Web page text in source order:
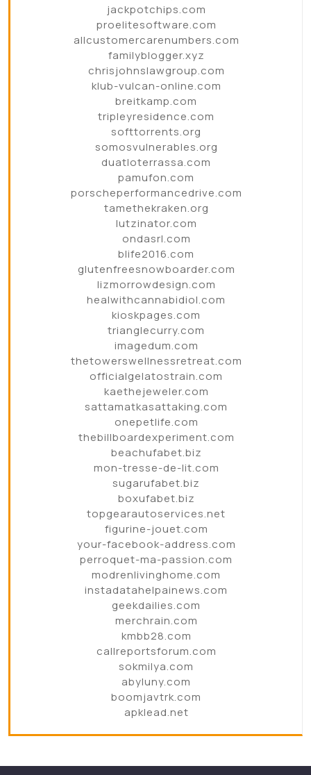
jackpotchips.com
proelitesoftware.com
allcustomercarenumbers.com
familyblogger.xyz
chrisjohnslawgroup.com
klub-vulcan-online.com
breitkamp.com
tripleyresidence.com
softtorrents.org
somosvulnerables.org
duatloterrassa.com
pamufon.com
porscheperformancedrive.com
tamethekraken.org
lutzinator.com
ondasrl.com
blife2016.com
glutenfreesnowboarder.com
lizmorrowdesign.com
healwithcannabidiol.com
kioskpages.com
trianglecurry.com
imagedum.com
thetowerswellnessretreat.com
officialgelatostrain.com
kaethejeweler.com
sattamatkasattaking.com
onepetlife.com
thebillboardexperiment.com
beachufabet.biz
mon-tresse-de-lit.com
sugarufabet.biz
boxufabet.biz
topgearautoservices.net
figurine-jouet.com
your-facebook-address.com
perroquet-ma-passion.com
modrenlivinghome.com
instadatahelpainews.com
geekdailies.com
merchrain.com
kmbb28.com
callreportsforum.com
sokmilya.com
abyluny.com
boomjavtrk.com
apklead.net